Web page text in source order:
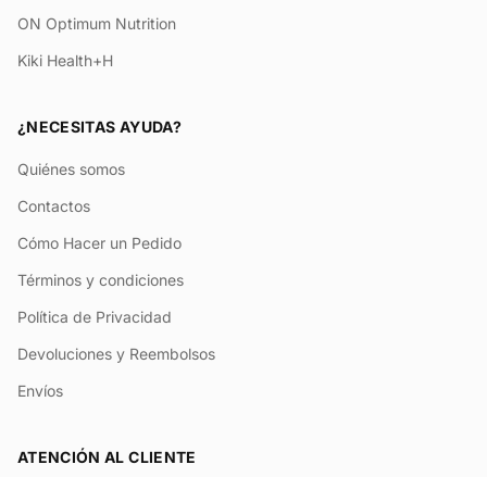
ON Optimum Nutrition
Kiki Health+H
¿NECESITAS AYUDA?
Quiénes somos
Contactos
Cómo Hacer un Pedido
Términos y condiciones
Política de Privacidad
Devoluciones y Reembolsos
Envíos
ATENCIÓN AL CLIENTE